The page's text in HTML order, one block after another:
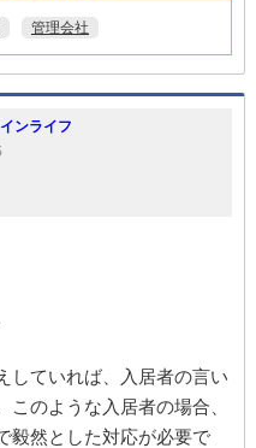
管理会社
ンライフ
していれば、入居者の言い
のような入居者の場合、
毅然とした対応が必要で